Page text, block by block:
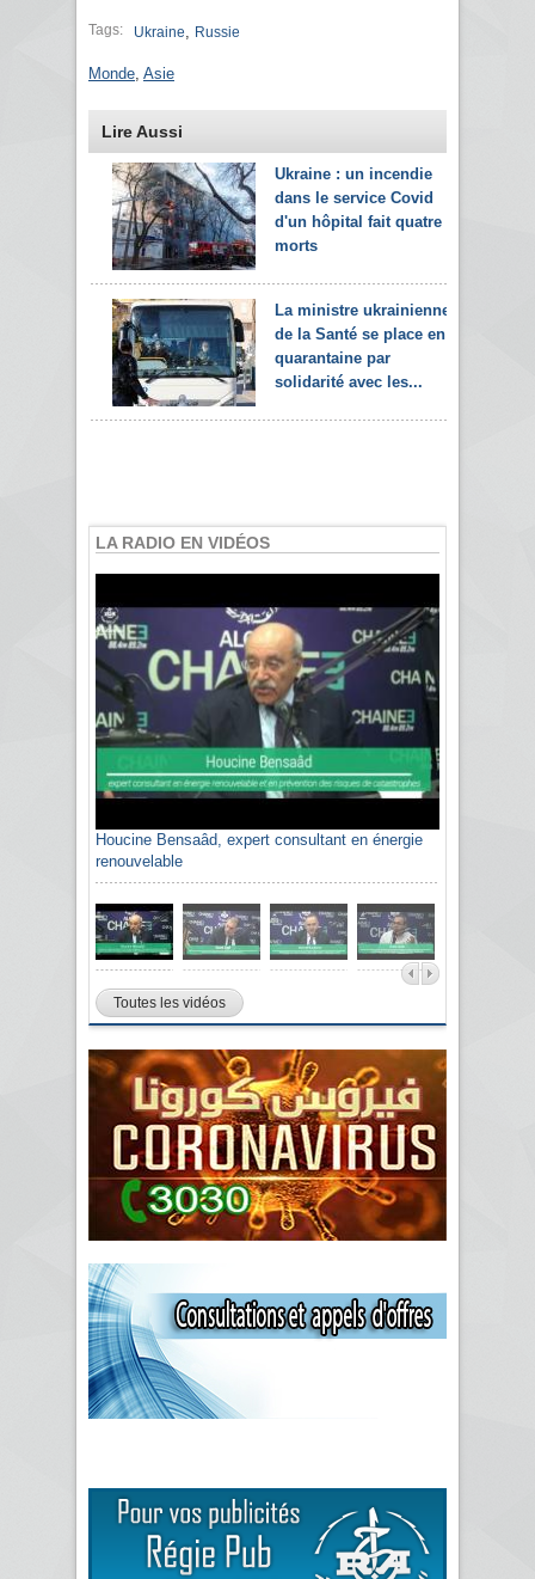
Tags: Ukraine Russie
Monde Asie
Lire Aussi
Ukraine : un incendie
dans le service Covid
d'un hôpital fait quatre
morts
La ministre ukrainienne
de la Santé se place en
quarantaine par
solidarité avec les...
LA RADIO EN VIDÉOS
Houcine Bensaâd, expert consultant en énergie
renouvelable
Toutes les vidéos